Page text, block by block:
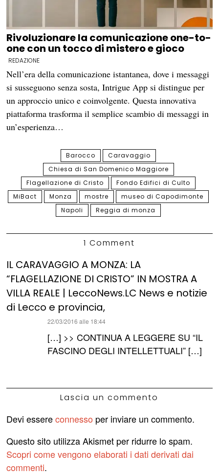
Rivoluzionare la comunicazione one-to-
one con un tocco di mistero e gioco
REDAZIONE
Nell’era della comunicazione istantanea, dove i messaggi
si susseguono senza sosta, Intrigue App si distingue per
un approccio unico e coinvolgente. Questa innovativa
piattaforma trasforma il semplice scambio di messaggi in
un’esperienza…
Barocco
Caravaggio
Chiesa di San Domenico Maggiore
Flagellazione di Cristo
Fondo Edifici di Culto
MiBact
Monza mostre
museo di Capodimonte
Napoli
Reggia di monza
1 Comment
IL CARAVAGGIO A MONZA: LA
“FLAGELLAZIONE DI CRISTO” IN MOSTRA A
VILLA REALE | LeccoNews.LC News e notizie
di Lecco e provincia,
22/03/2016 alle 18:44
[…] >> CONTINUA A LEGGERE SU “IL
FASCINO DEGLI INTELLETTUALI” […]
Lascia un commento
Devi essereconnesso per inviare un commento.
Questo sito utilizza Akismet per ridurre lo spam.
Scopri come vengono elaborati i dati derivati dai
commenti.